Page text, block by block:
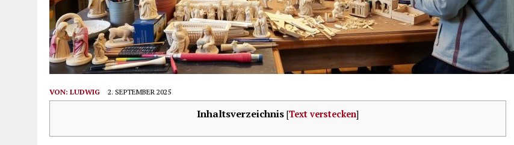
VON: LUDWIG 2. SEPTEMBER 2025
Inhaltsverzeichnis [Text verstecken]